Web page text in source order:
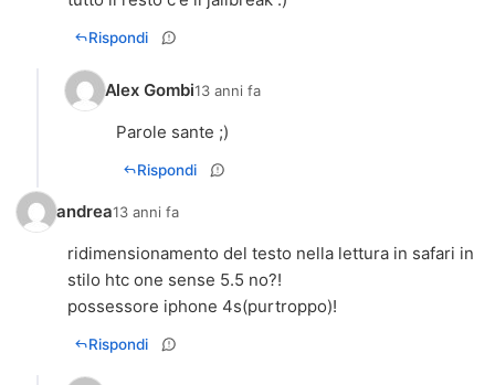
Rispondi
Alex Gombi13 anni fa
Parole sante ;)
Rispondi
andrea13 anni fa
ridimensionamento del testo nella lettura in safari in
stilo htc one sense 5.5 no?!
possessore iphone 4s(purtroppo)!
Rispondi